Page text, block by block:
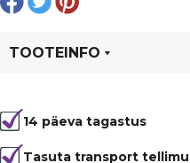
hõbedase
kogus
TOOTEINFO
14 päeva tagastus
Tasuta transport